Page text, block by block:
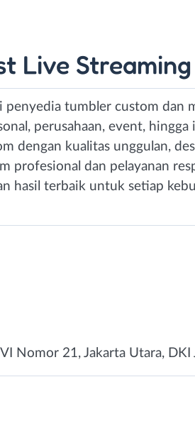
Live Streaming
penyedia tumbler custom dan
perusahaan, event, hingga
dengan kualitas unggulan,
profesional dan pelayanan
hasil terbaik untuk setiap
Nomor 21, Jakarta Utara, DKI